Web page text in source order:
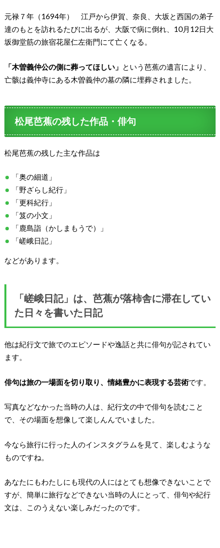
元禄７年（1694年） 江戸から伊賀、奈良、大坂と西国の弟子
達のもとを訪れるたびに出るが、大阪で病に倒れ、10月12日大
坂御堂筋の旅宿花屋仁左衛門にて亡くなる。
「木曽義仲公の側に葬ってほしい」
という芭蕉の遺言により、
亡骸は義仲寺にある木曽義仲の墓の隣に埋葬されました。
松尾芭蕉の残した作品・俳句
松尾芭蕉の残した主な作品は
「奥の細道」
「野ざらし紀行」
「更科紀行」
「笈の小文」
「鹿島詣（かしまもうで）」
「嵯峨日記」
などがあります。
「嵯峨日記」は、芭蕉が落柿舎に滞在してい
た日々を書いた日記
他は紀行文で旅でのエピソードや逸話と共に俳句が記されてい
ます。
俳句は旅の一場面を切り取り、情緒豊かに表現する芸術です。
写真などなかった当時の人は、紀行文の中で俳句を読むこと
で、その場面を想像して楽しんんでいました。
今なら旅行に行った人のインスタグラムを見て、楽しむような
ものですね。
あなたにもわたしにも現代の人にはとても想像できないことで
すが、簡単に旅行などできない当時の人にとって、俳句や紀行
文は、このうえない楽しみだったのです。